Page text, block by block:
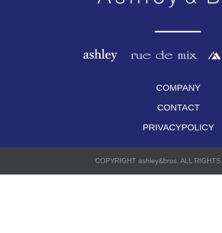
COMPANY
CONTACT
PRIVACYPOLICY
COPYRIGHT ashley&bros. ALL